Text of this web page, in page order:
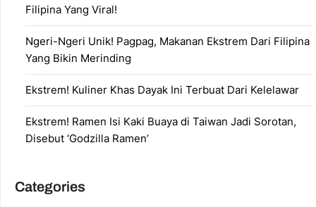
Filipina Yang Viral!
Ngeri-Ngeri Unik! Pagpag, Makanan Ekstrem Dari Filipina
Yang Bikin Merinding
Ekstrem! Kuliner Khas Dayak Ini Terbuat Dari Kelelawar
Ekstrem! Ramen Isi Kaki Buaya di Taiwan Jadi Sorotan,
Disebut ‘Godzilla Ramen’
Categories